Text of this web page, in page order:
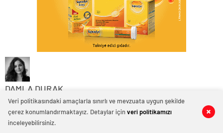
0 0
0 0
DAMLA DURAK
12 Mayıs 2026
Rimowa
0 0
Veri politikasındaki amaçlarla sınırlı ve mevzuata uygun şekilde
çerez konumlandırmaktayız. Detaylar içinveri politikamızı
inceleyebilirsiniz.